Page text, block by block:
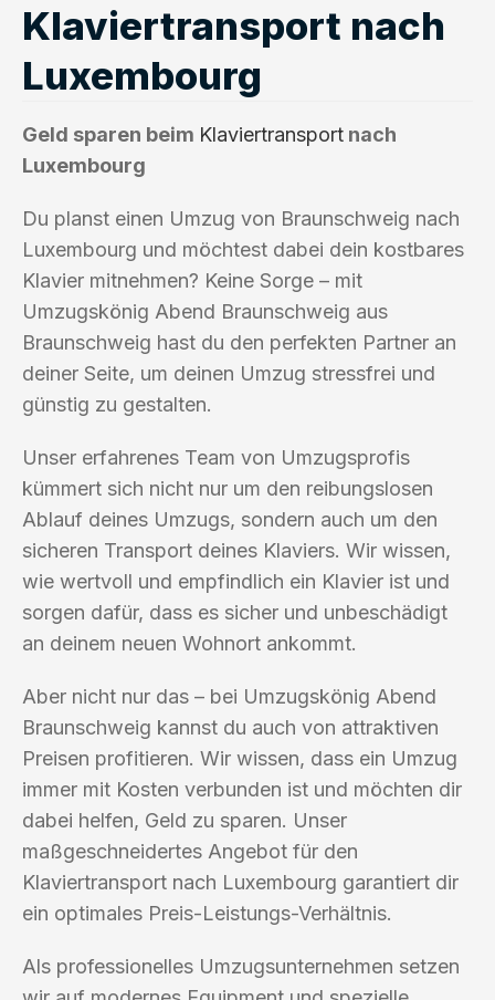
Klaviertransport nach
Luxembourg
Geld sparen beim Klaviertransport nach
Luxembourg
Du planst einen Umzug von Braunschweig nach
Luxembourg und möchtest dabei dein kostbares
Klavier mitnehmen? Keine Sorge – mit
Umzugskönig Abend Braunschweig aus
Braunschweig hast du den perfekten Partner an
deiner Seite, um deinen Umzug stressfrei und
günstig zu gestalten.
Unser erfahrenes Team von Umzugsprofis
kümmert sich nicht nur um den reibungslosen
Ablauf deines Umzugs, sondern auch um den
sicheren Transport deines Klaviers. Wir wissen,
wie wertvoll und empfindlich ein Klavier ist und
sorgen dafür, dass es sicher und unbeschädigt
an deinem neuen Wohnort ankommt.
Aber nicht nur das – bei Umzugskönig Abend
Braunschweig kannst du auch von attraktiven
Preisen profitieren. Wir wissen, dass ein Umzug
immer mit Kosten verbunden ist und möchten dir
dabei helfen, Geld zu sparen. Unser
maßgeschneidertes Angebot für den
Klaviertransport nach Luxembourg garantiert dir
ein optimales Preis-Leistungs-Verhältnis.
Als professionelles Umzugsunternehmen setzen